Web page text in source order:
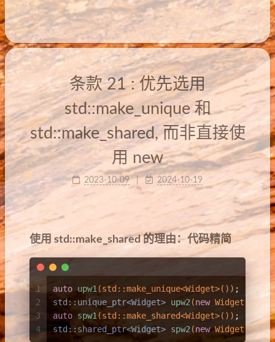
条款 21 : 优先选用
std::make_unique 和
std::make_shared, 而非直接使
用 new
2023-10-09 2024-10-19
使用 std::make_shared 的理由：代码精简
1
2
3
4
auto upw1 (std::make_unique<Widget>()) ;
std::unique_ptr<Widget> upw2 (new Widget)
auto spw1 (std::make_shared<Widget>()) ;
std::shared_ptr<Widget> spw2 (new Widget);